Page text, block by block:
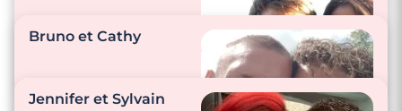
l’un de l’autre,
enfants…"
petites attentions
Bruno et Cathy
Jennifer et Sylvain